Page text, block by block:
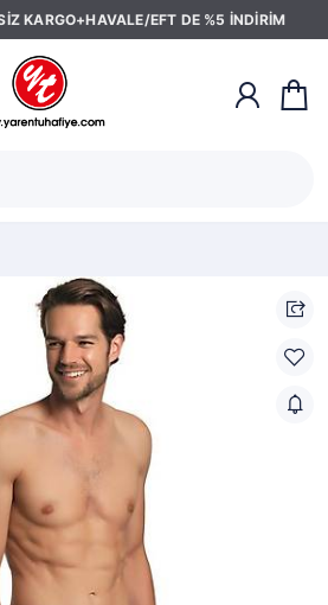
KARGO+HAVALE/EFT DE %5 İNDİRİM